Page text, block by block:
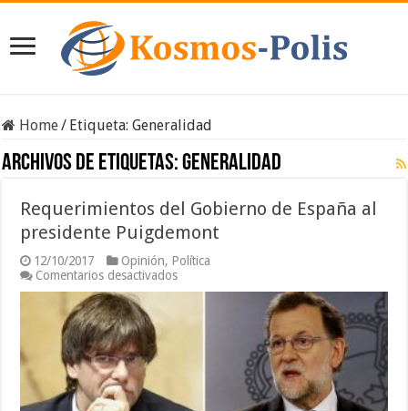
Home/ Etiqueta:Generalidad
Archivos de etiquetas:Generalidad
Requerimientos del Gobierno de España al
presidente Puigdemont
12/10/2017 Opinión, Política
Comentarios desactivadosen
Requerimientos